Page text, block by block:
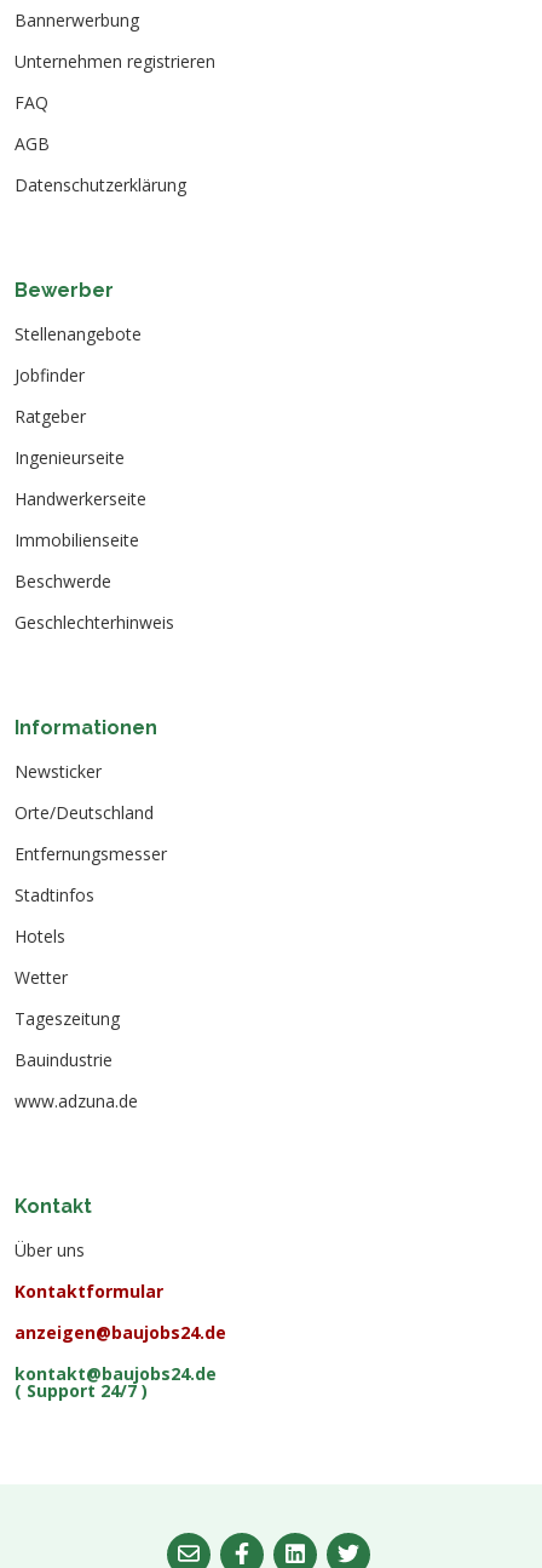
Bannerwerbung
Unternehmen registrieren
FAQ
AGB
Datenschutzerklärung
Bewerber
Stellenangebote
Jobfinder
Ratgeber
Ingenieurseite
Handwerkerseite
Immobilienseite
Beschwerde
Geschlechterhinweis
Informationen
Newsticker
Orte/Deutschland
Entfernungsmesser
Stadtinfos
Hotels
Wetter
Tageszeitung
Bauindustrie
www.adzuna.de
Kontakt
Über uns
Kontaktformular
anzeigen@baujobs24.de
kontakt@baujobs24.de
( Support 24/7 )